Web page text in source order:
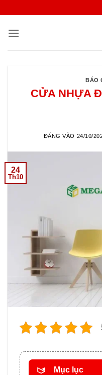
nội
BÁO
CỬA NHỰA
ĐĂNG VÀO 24/10/
24
Th10
Mục lục